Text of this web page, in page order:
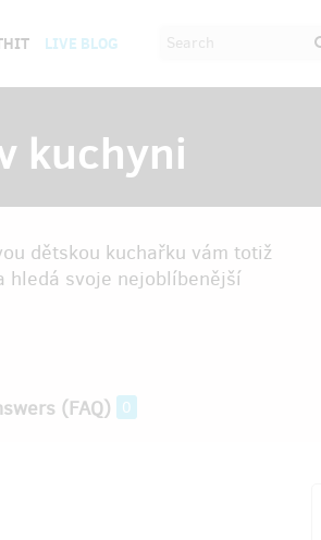
LIVE BLOG
kuchyni
dětskou kuchařku vám totiž
hledá svoje nejoblíbenější
(FAQ) 0